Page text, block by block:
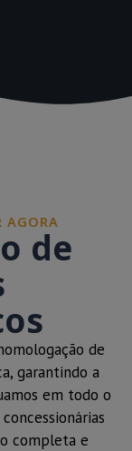
AGORA
de
de
garantindo a
em todo o
completa e